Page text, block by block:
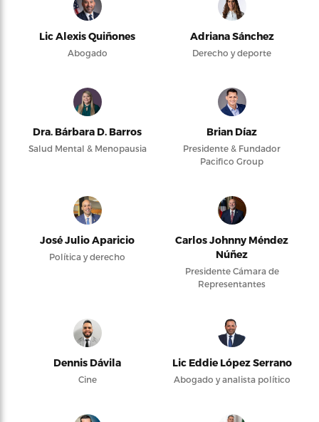
Lic Alexis Quiñones
Abogado
Adriana Sánchez
Derecho y deporte
Dra. Bárbara D. Barros
Salud Mental & Menopausia
Brian Díaz
Presidente & Fundador
Pacifico Group
José Julio Aparicio
Política y derecho
Carlos Johnny Méndez
Núñez
Presidente Cámara de
Representantes
Dennis Dávila
Cine
Lic Eddie López Serrano
Abogado y analista político